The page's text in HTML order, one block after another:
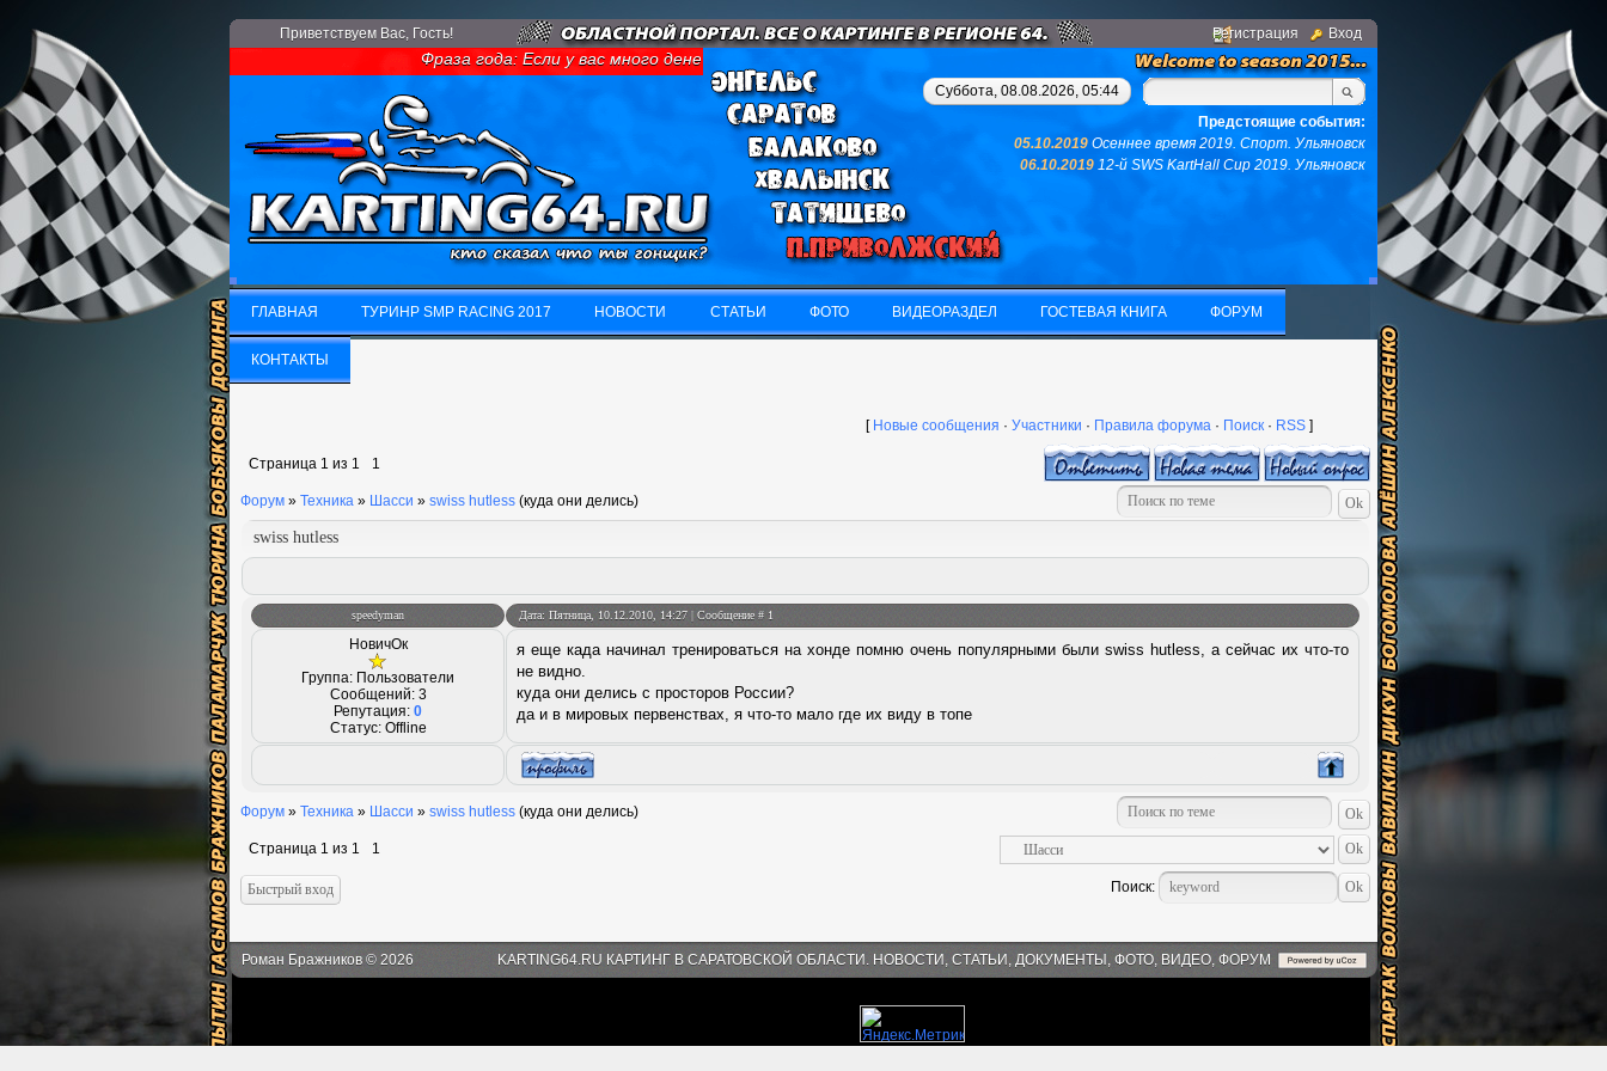
Приветствуем Вас, Гость! Регистрация Вход
Фраза года: Если у вас много денег и свободного времени - займитесь картингом, у вас не останется ни того ни другого...(с)интернет.
Суббота, 08.08.2026, 05:44
Предстоящие события:
05.10.2019 Осеннее время 2019. Спорт. Ульяновск
06.10.2019 12-й SWS KartHall Cup 2019. Ульяновск
ГЛАВНАЯ
ГЛАВНАЯ
ТУРИНР SMP RACING 2017 НОВОСТИ СТАТЬИ ФОТО ВИДЕОРАЗДЕЛ ГОСТЕВАЯ КНИГА ФОРУМ
КОНТАКТЫ
[ Новые сообщения · Участники · Правила форума · Поиск · RSS ]
Страница 1 из 1 1
Форум » Техника » Шасси » swiss hutless (куда они делись)
swiss hutless
speedyman Дата: Пятница, 10.12.2010, 14:27 | Сообщение # 1
НовичОк
Группа: Пользователи
Сообщений: 3
Репутация: 0
Статус: Offline
я еще када начинал тренироваться на хонде помню очень популярными были swiss hutless, а сейчас их что-то
не видно.
куда они делись с просторов России?
да и в мировых первенствах, я что-то мало где их виду в топе
Форум » Техника » Шасси » swiss hutless (куда они делись)
Страница 1 из 1 1
Поиск:
Роман Бражников © 2026 KARTING64.RU КАРТИНГ В САРАТОВСКОЙ ОБЛАСТИ. НОВОСТИ, СТАТЬИ, ДОКУМЕНТЫ, ФОТО, ВИДЕО, ФОРУМ